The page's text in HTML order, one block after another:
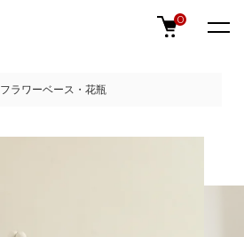
0
フラワーベース・花瓶